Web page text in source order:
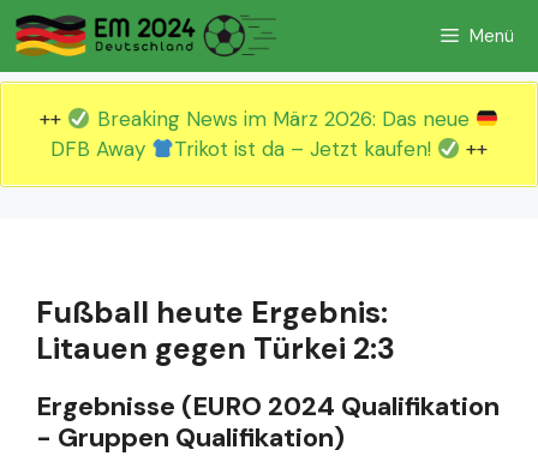
Zum
Inhalt
springen
Menü
++
Breaking News im März 2026: Das neue
DFB Away
Trikot ist da – Jetzt kaufen! ++
Fußball heute Ergebnis:
Litauen gegen Türkei 2:3
Ergebnisse (EURO 2024 Qualifikation
- Gruppen Qualifikation)